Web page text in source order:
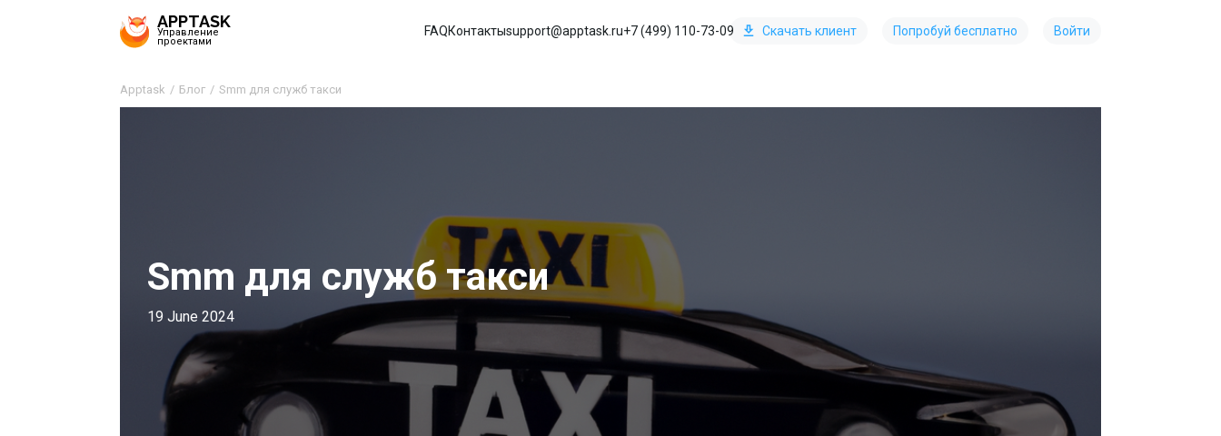
APPTASK
Управление
проектами
FAQКонтактыsupport@apptask.ru+7 (499) 110-73-09 Скачать клиент Попробуй бесплатно Войти
Apptask Блог Smm для служб такси
Smm для служб такси
19 June 2024